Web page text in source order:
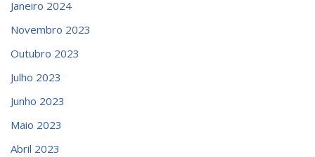
Janeiro 2024
Novembro 2023
Outubro 2023
Julho 2023
Junho 2023
Maio 2023
Abril 2023